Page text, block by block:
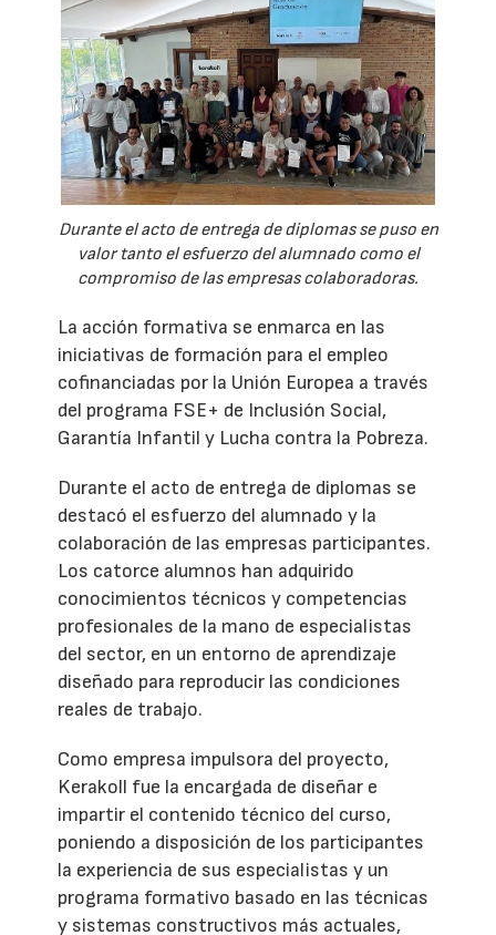
Durante el acto de entrega de diplomas se puso en
valor tanto el esfuerzo del alumnado como el
compromiso de las empresas colaboradoras.
La acción formativa se enmarca en las
iniciativas de formación para el empleo
cofinanciadas por la Unión Europea a través
del programa FSE+ de Inclusión Social,
Garantía Infantil y Lucha contra la Pobreza.
Durante el acto de entrega de diplomas se
destacó el esfuerzo del alumnado y la
colaboración de las empresas participantes.
Los catorce alumnos han adquirido
conocimientos técnicos y competencias
profesionales de la mano de especialistas
del sector, en un entorno de aprendizaje
diseñado para reproducir las condiciones
reales de trabajo.
Como empresa impulsora del proyecto,
Kerakoll fue la encargada de diseñar e
impartir el contenido técnico del curso,
poniendo a disposición de los participantes
la experiencia de sus especialistas y un
programa formativo basado en las técnicas
y sistemas constructivos más actuales,